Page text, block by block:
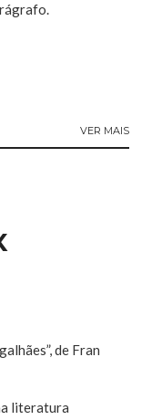
VER MAIS
de Fran
literatura